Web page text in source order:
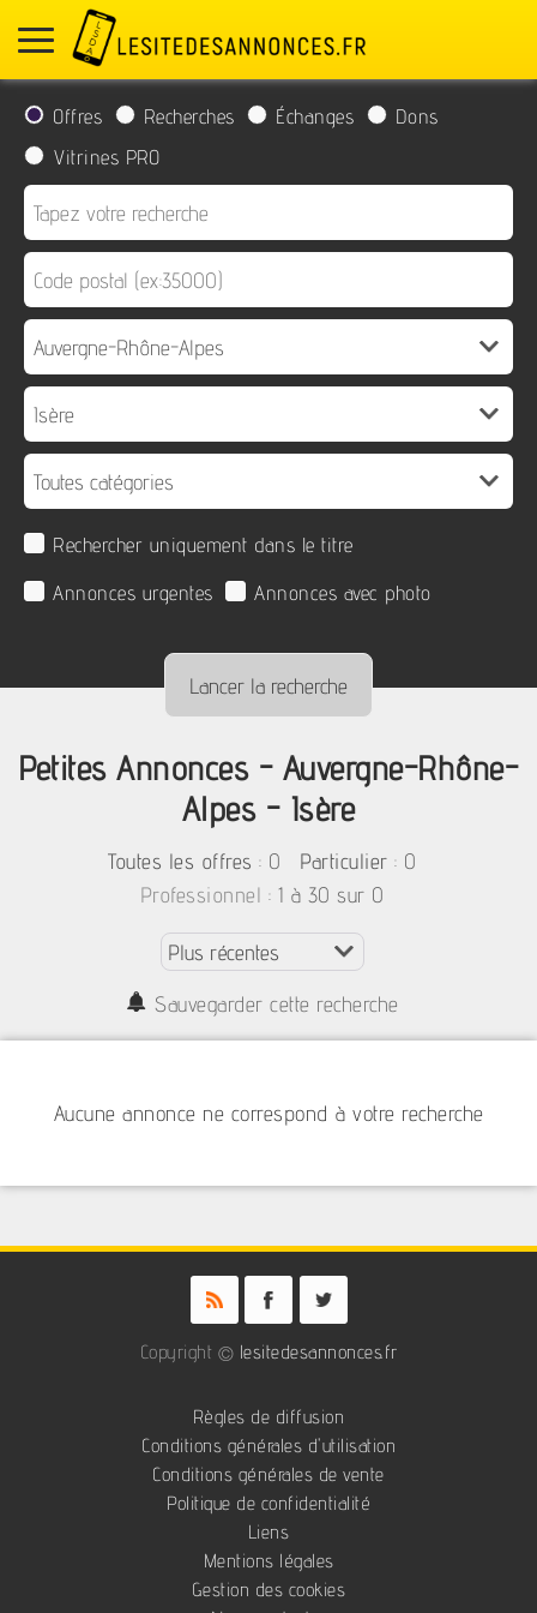
Offres Recherches Échanges
Dons
Vitrines PRO
Rechercher uniquement dans le titre
Annonces urgentes
Annonces avec photo
Petites Annonces - Auvergne-Rhône-
Alpes - Isère
Toutes les offres : 0 Particulier : 0
Professionnel : 1 à 30 sur 0
Sauvegarder cette recherche
Aucune annonce ne correspond à votre recherche
Copyright © lesitedesannonces.fr
Règles de diffusion
Conditions générales d'utilisation
Conditions générales de vente
Politique de confidentialité
Liens
Mentions légales
Gestion des cookies